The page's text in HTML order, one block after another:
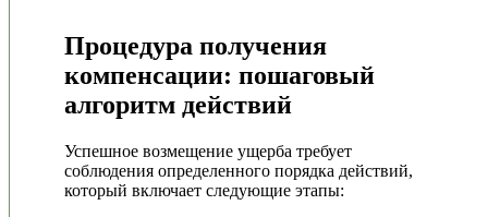
Процедура получения
компенсации: пошаговый
алгоритм действий
Успешное возмещение ущерба требует
соблюдения определенного порядка действий,
который включает следующие этапы: